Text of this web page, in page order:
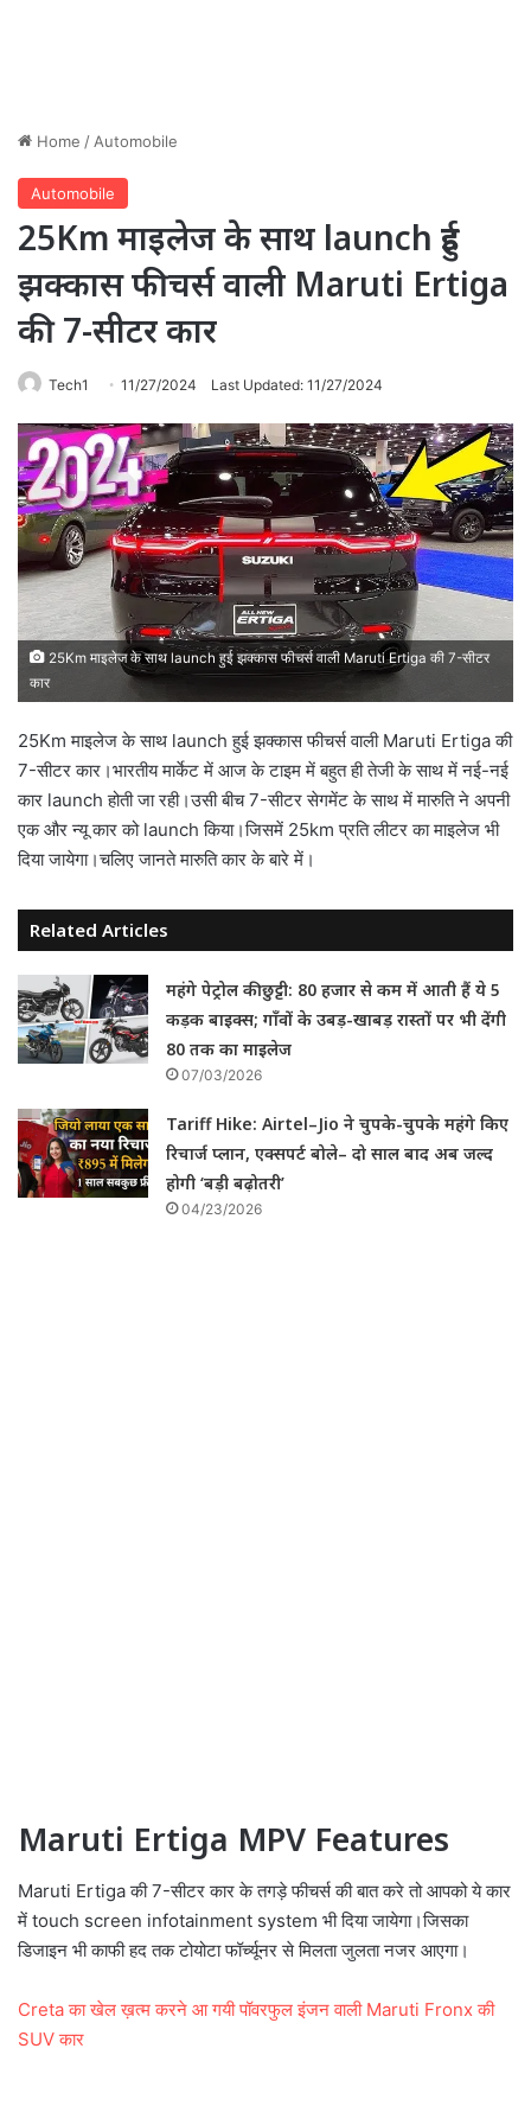
Home / Automobile
Automobile
25Km माइलेज के साथ launch हुई
झक्कास फीचर्स वाली Maruti Ertiga
की 7-सीटर कार
Tech1 11/27/2024 Last Updated: 11/27/2024
25Km माइलेज के साथ launch हुई झक्कास फीचर्स वाली Maruti Ertiga की 7-सीटर
कार
25Km माइलेज के साथ launch हुई झक्कास फीचर्स वाली Maruti Ertiga की
7-सीटर कार।भारतीय मार्केट में आज के टाइम में बहुत ही तेजी के साथ में नई-नई
कार launch होती जा रही।उसी बीच 7-सीटर सेगमेंट के साथ में मारुति ने अपनी
एक और न्यू कार को launch किया।जिसमें 25km प्रति लीटर का माइलेज भी
दिया जायेगा।चलिए जानते मारुति कार के बारे में।
Related Articles
महंगे पेट्रोल की छुट्टी: 80 हजार से कम में आती हैं ये 5
कड़क बाइक्स; गाँवों के उबड़-खाबड़ रास्तों पर भी देंगी
80 तक का माइलेज
07/03/2026
Tariff Hike: Airtel–Jio ने चुपके-चुपके महंगे किए
रिचार्ज प्लान, एक्सपर्ट बोले– दो साल बाद अब जल्द
होगी ‘बड़ी बढ़ोतरी’
04/23/2026
Maruti Ertiga MPV Features
Maruti Ertiga की 7-सीटर कार के तगड़े फीचर्स की बात करे तो आपको ये कार
में touch screen infotainment system भी दिया जायेगा।जिसका
डिजाइन भी काफी हद तक टोयोटा फॉर्च्यूनर से मिलता जुलता नजर आएगा।
Creta का खेल ख़त्म करने आ गयी पॉवरफुल इंजन वाली Maruti Fronx की
SUV कार